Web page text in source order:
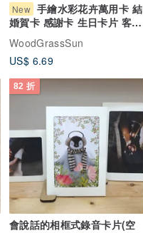
New 手繪水彩花卉萬用卡 結
婚賀卡 感謝卡 生日卡片 客製
化卡片 新婚
WoodGrassSun
US$ 6.69
82 折
會說話的相框式錄音卡片(空